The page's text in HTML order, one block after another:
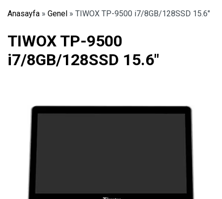
Anasayfa » Genel » TIWOX TP-9500 i7/8GB/128SSD 15.6″
TIWOX TP-9500
i7/8GB/128SSD 15.6″